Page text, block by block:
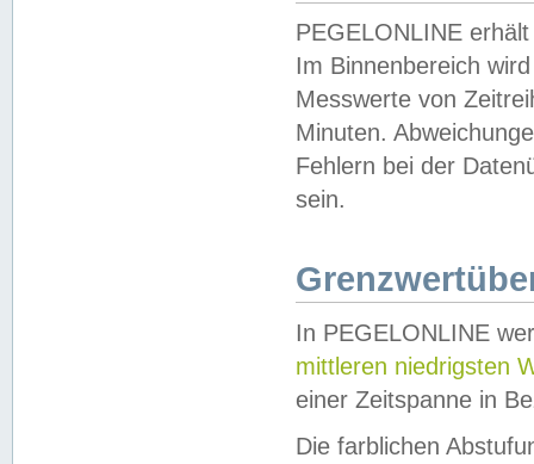
PEGELONLINE
Im Binnenbereich
Messwerte von
Minuten.
Fehlern bei der
sein.
In PEGELONLINE
mittleren niedrigsten
einer Zeitspanne in
Die farblichen